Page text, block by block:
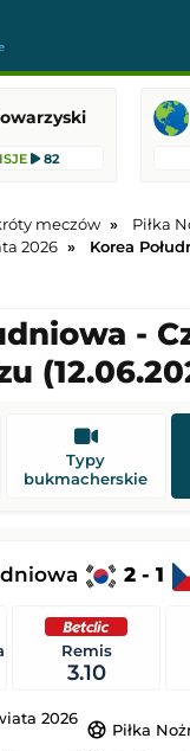
82
meczów
Piłka
2026
Korea
-
Typy
bukmacherskie
2 - 1
Remis
3.10
2026
sports_soccer Piłka